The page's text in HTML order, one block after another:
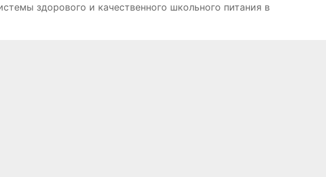
здорового и качественного школьного питания в